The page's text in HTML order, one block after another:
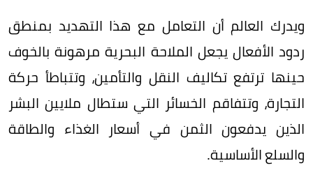
ويدرك العالم أن التعامل مع هذا التهديد بمنطق
ردود الأفعال يجعل الملاحة البحرية مرهونة بالخوف
حينها ترتفع تكاليف النقل والتأمين، وتتباطأ حركة
التجارة، وتتفاقم الخسائر التي ستطال ملايين البشر
الذين يدفعون الثمن في أسعار الغذاء والطاقة
والسلع الأساسية.